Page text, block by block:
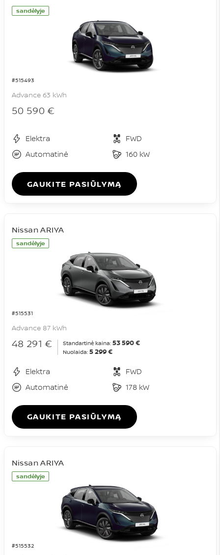
sandėlyje
#515493
Advance 63 kWh
50 590 €
Elektra
FWD
Automatinė
160 kW
GAUKITE PASIŪLYMĄ
sandėlyje
#515531
Nissan ARIYA
Advance 87 kWh
48 291 € Standartinė kaina: 53 590 €
Nuolaida: 5 299 €
Elektra
FWD
Automatinė
178 kW
GAUKITE PASIŪLYMĄ
sandėlyje
#515532
Nissan ARIYA